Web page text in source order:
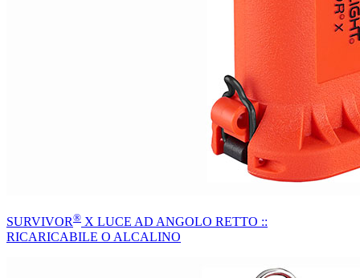
SURVIVOR® X LUCE AD ANGOLO RETTO ::
RICARICABILE O ALCALINO